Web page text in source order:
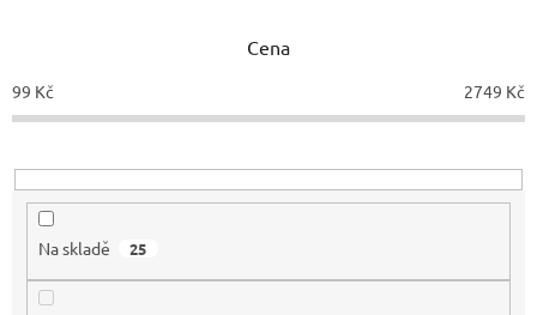
p
r
o
u
Cena
99 Kč 2749 Kč
Na skladě 25